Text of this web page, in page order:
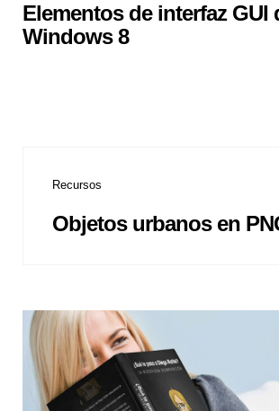
Elementos de interfaz GUI
Windows 8
Recursos
Objetos urbanos en